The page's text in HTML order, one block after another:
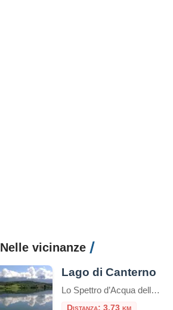
Nelle vicinanze
Lago di Canterno
Lo Spettro d’Acqua della Ciociaria che Appare e Scompare Nel cuore pulsante della Ciociaria, incastonato tra i profili sinuosi dei Monti Ernici, sorge il Lago di Canterno, uno specchio d’acqua che custodisce un’anima tanto affascinante quanto misteriosa. Non è un lago come gli altri: la sua fama di “lago fantasma” lo precede, un luogo dove […]
Distanza: 3,73 km